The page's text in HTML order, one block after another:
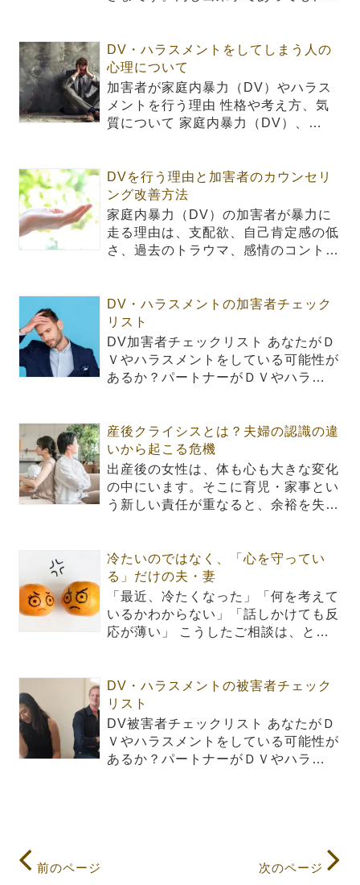
DV・ハラスメントをしてしまう人の
心理について
加害者が家庭内暴力（DV）やハラス
メントを行う理由 性格や考え方、気
質について 家庭内暴力（DV）、…
DVを行う理由と加害者のカウンセリ
ング改善方法
家庭内暴力（DV）の加害者が暴力に
走る理由は、支配欲、自己肯定感の低
さ、過去のトラウマ、感情のコント…
DV・ハラスメントの加害者チェック
リスト
DV加害者チェックリスト あなたがＤ
Ｖやハラスメントをしている可能性が
あるか？パートナーがＤＶやハラ…
産後クライシスとは？夫婦の認識の違
いから起こる危機
出産後の女性は、体も心も大きな変化
の中にいます。そこに育児・家事とい
う新しい責任が重なると、余裕を失…
冷たいのではなく、「心を守ってい
る」だけの夫・妻
「最近、冷たくなった」「何を考えて
いるかわからない」「話しかけても反
応が薄い」 こうしたご相談は、と…
DV・ハラスメントの被害者チェック
リスト
DV被害者チェックリスト あなたがＤ
Ｖやハラスメントをしている可能性が
あるか？パートナーがＤＶやハラ…
前のページ 次のページ